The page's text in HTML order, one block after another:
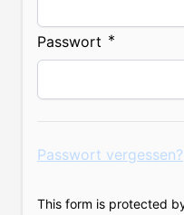
Passwort
Passwort vergessen?
This form is protected